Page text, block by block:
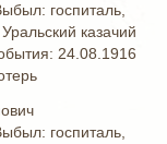
госпиталь,
казачий
24.08.1916
госпиталь,